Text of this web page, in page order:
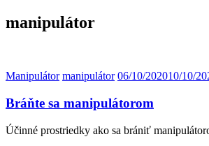
manipulátor
Manipulátor manipulátor 06/10/202010/10/
Bráňte sa manipulátorom
Účinné prostriedky ako sa brániť